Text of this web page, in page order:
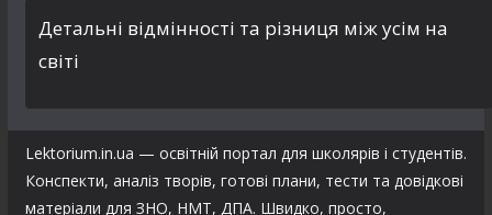
Детальні відмінності та різниця між усім на
світі
Lektorium.in.ua — освітній портал для школярів і студентів.
Конспекти, аналіз творів, готові плани, тести та довідкові
матеріали для ЗНО, НМТ, ДПА. Швидко, просто,